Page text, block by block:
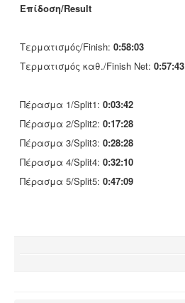
Επίδοση/Result
Τερματισμός/Finish: 0:58:03
Τερματισμός καθ./Finish Net: 0:57:43
Πέρασμα 1/Split1: 0:03:42
Πέρασμα 2/Split2: 0:17:28
Πέρασμα 3/Split3: 0:28:28
Πέρασμα 4/Split4: 0:32:10
Πέρασμα 5/Split5: 0:47:09